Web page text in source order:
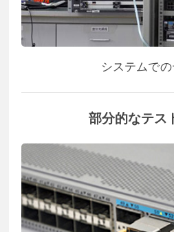
システムでの
部分的なテス